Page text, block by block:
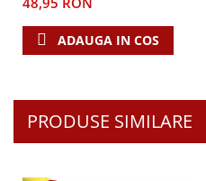
ADAUGA IN COS
PRODUSE SIMILARE